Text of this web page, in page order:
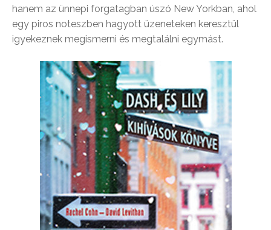
hanem az ünnepi forgatagban úszó New Yorkban, ahol
egy piros noteszben hagyott üzeneteken keresztül
igyekeznek megismerni és megtalálni egymást.